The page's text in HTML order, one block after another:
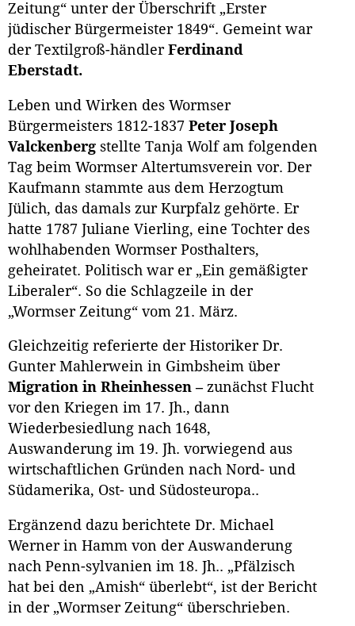
Zeitung“ unter der Überschrift „Erster
jüdischer Bürgermeister 1849“. Gemeint war
der Textilgroß-händler Ferdinand
Eberstadt.
Leben und Wirken des Wormser
Bürgermeisters 1812-1837 Peter Joseph
Valckenberg stellte Tanja Wolf am folgenden
Tag beim Wormser Altertumsverein vor. Der
Kaufmann stammte aus dem Herzogtum
Jülich, das damals zur Kurpfalz gehörte. Er
hatte 1787 Juliane Vierling, eine Tochter des
wohlhabenden Wormser Posthalters,
geheiratet. Politisch war er „Ein gemäßigter
Liberaler“. So die Schlagzeile in der
„Wormser Zeitung“ vom 21. März.
Gleichzeitig referierte der Historiker Dr.
Gunter Mahlerwein in Gimbsheim über
Migration in Rheinhessen – zunächst Flucht
vor den Kriegen im 17. Jh., dann
Wiederbesiedlung nach 1648,
Auswanderung im 19. Jh. vorwiegend aus
wirtschaftlichen Gründen nach Nord- und
Südamerika, Ost- und Südosteuropa..
Ergänzend dazu berichtete Dr. Michael
Werner in Hamm von der Auswanderung
nach Penn-sylvanien im 18. Jh.. „Pfälzisch
hat bei den „Amish“ überlebt“, ist der Bericht
in der „Wormser Zeitung“ überschrieben.